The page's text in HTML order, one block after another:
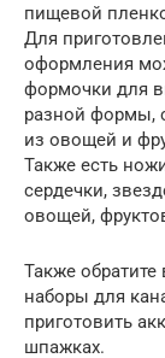
пищевой
Для
оформления
формочки для
разной формы,
из овощей и
Также есть
сердечки,
овощей,
Также
наборы для
приготовить
шпажках.